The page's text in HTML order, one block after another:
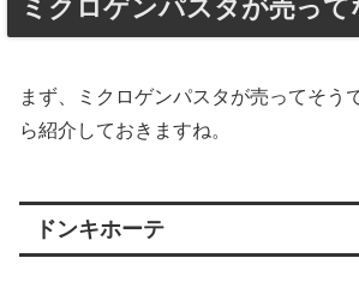
ミクロゲンパスタが売って
まず、ミクロゲンパスタが売ってそう
ら紹介しておきますね。
ドンキホーテ